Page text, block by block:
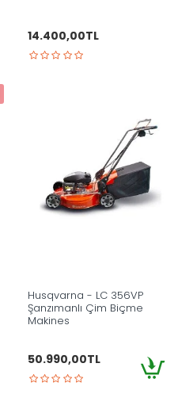
14.400,00TL
Husqvarna - LC 356VP
Şanzımanlı Çim Biçme
Makines
50.990,00TL